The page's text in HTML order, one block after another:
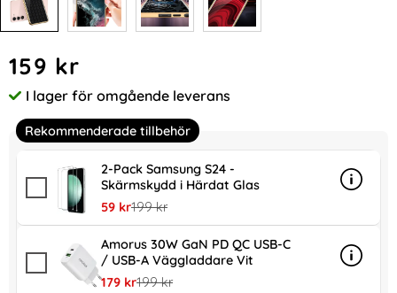
pris
159 kr
Tillgänglighet:
I lager för omgående leverans
Rekommenderade tillbehör
2-Pack Samsung S24 -
Skärmskydd i Härdat Glas
rea pris
59 krtidigare pris
199 kr
Info
mer
Amorus 30W GaN PD QC USB-C
/ USB-A Väggladdare Vit
rea pris
179 krtidigare pris
199 kr
Info
mer